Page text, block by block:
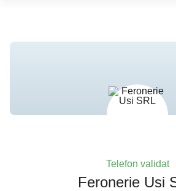
Telefon validat
Feronerie Usi